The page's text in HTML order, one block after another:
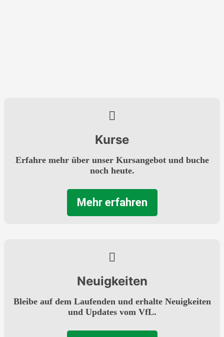
Kurse
Erfahre mehr über unser Kursangebot und buche
noch heute.
Mehr erfahren
Neuigkeiten
Bleibe auf dem Laufenden und erhalte Neuigkeiten
und Updates vom VfL.